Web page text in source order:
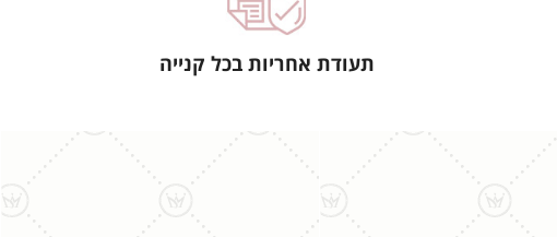
תעודת אחריות בכל קנייה